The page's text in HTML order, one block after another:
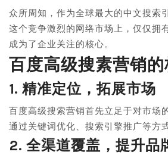
众所周知，作为全球最大的中文搜索
这个竞争激烈的网络市场上，仅仅拥
成为了企业关注的核心。
百度高级搜素营销
1. 精准定位，拓展市场
百度高级搜索营销首先立足于对市场
通过关键词优化、搜索引擎推广等方
2. 全渠道覆盖，提升品